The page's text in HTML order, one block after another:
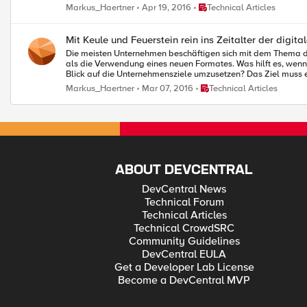
digitalen Transformation, Industrie 4.0 und Internet der Dinge vielschichtiger und unauffälliger. Laut dem Lagebericht 2015 des BSI
berücksichtigt, und zwar auch dann nicht, wenn ein Ausfall der betreffenden
mangelhafter IT-Sicherheit. Dabei kann IT-Sicherheit nach
lässt sich wirtschaftlich vertreten und schützt bereits gegen eine Vielzahl heutiger Angriffe. Wie also finden wir diese Fachkräfte und
werden kann? Diese Frage beantworte ich Ihnen in
Markus_Haertner Apr 19, 2016 Place Technical Articles
Technical Articles
Mit Keule und Feuerstein rein ins Zeitalter der
Die meisten Unternehmen beschäftigen sich mit dem Thema digitale
als die Verwendung eines neuen Formates. Was hilft es, wenn wir alte Prozesse einfach digital
Blick auf die Unternehmensziele umzusetzen? Das Ziel
durch Laptops, Smartphones, Tablets und Wearables ersetzen, die Prozesse dahinter aber nicht ändern. Wie
Kundenbedürfnissen Rechnung trägt? Die Antwort ist
Umsatzverantwortung hat. Eine Person, die sozusagen von
mein Blogbeitrag auf silicon.de, der sich mit dem Thema
Markus_Haertner Mar 07, 2016 Place Technical Articles
Technical Articles
ABOUT DEVCENTRAL
DevCentral News
Technical Forum
Technical Articles
Technical CrowdSRC
Community Guidelines
DevCentral EULA
Get a Developer Lab License
Become a DevCentral MVP